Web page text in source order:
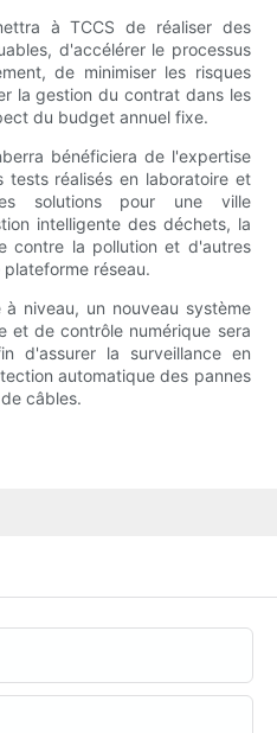
à TCCS de réaliser des
d'accélérer le processus
de minimiser les risques
la gestion du contrat dans les
du budget annuel fixe.
bénéficiera de l'expertise
tests réalisés en laboratoire et
solutions pour une ville
intelligente des déchets, la
contre la pollution et d'autres
réseau.
niveau, un nouveau système
et de contrôle numérique sera
d'assurer la surveillance en
automatique des pannes
câbles.